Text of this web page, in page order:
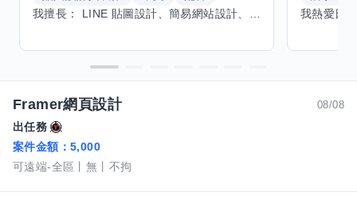
08/08
Framer網頁設計
出任務
案件金額： 5,000
可遠端-全區
無 不拘